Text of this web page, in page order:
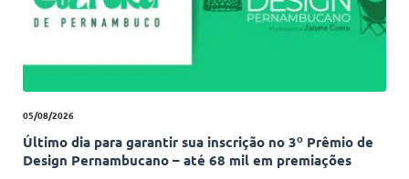
05/08/2026
Último dia para garantir sua inscrição no 3º Prêmio de
Design Pernambucano – até 68 mil em premiações